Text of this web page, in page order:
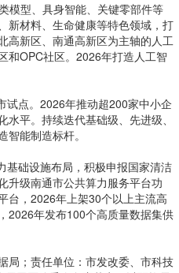
型、具身智能、关键零部件等
新材料、生命健康等特色领域，打
高新区、南通高新区为主轴的人工
和OPC社区。2026年打造人工智
点。2026年推动超200家中小企
平。持续迭代基础级、先进级、
能制造标杆。
础设施布局，积极申报国家清洁
升级南通市公共算力服务平台功
台，2026年上架30个以上主流高
2026年发布100个高质量数据集供
；责任单位：市发改委、市科技